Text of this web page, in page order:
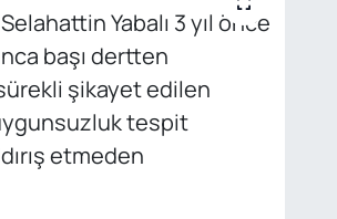
Yabalı 3 yıl önce
başı dertten
şikayet edilen
tespit
etmeden